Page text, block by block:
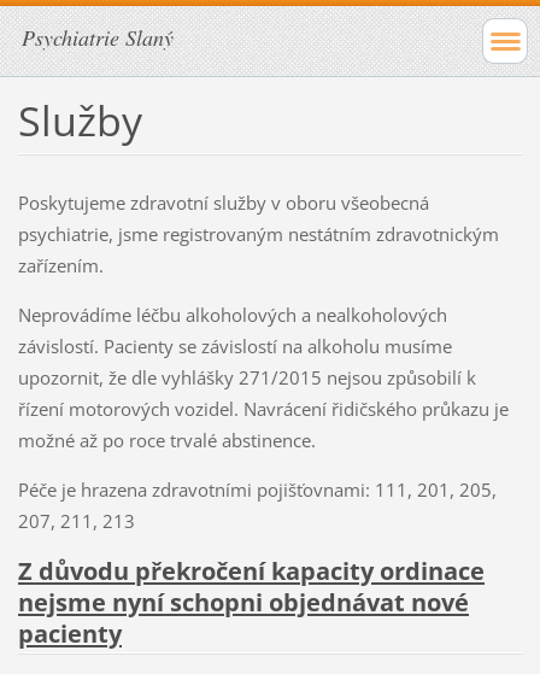
Psychiatrie Slaný
Služby
Poskytujeme zdravotní služby v oboru všeobecná
psychiatrie, jsme registrovaným nestátním zdravotnickým
zařízením.
Neprovádíme léčbu alkoholových a nealkoholových
závislostí. Pacienty se závislostí na alkoholu musíme
upozornit, že dle vyhlášky 271/2015 nejsou způsobilí k
řízení motorových vozidel. Navrácení řidičského průkazu je
možné až po roce trvalé abstinence.
Péče je hrazena zdravotními pojišťovnami: 111, 201, 205,
207, 211, 213
Z důvodu překročení kapacity ordinace
nejsme nyní schopni objednávat nové
pacienty